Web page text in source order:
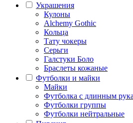
Украшения
Кулоны
Alchemy Gothic
Кольца
Тату чокеры
Серьги
Галстуки Боло
Браслеты кожаные
Футболки и майки
Майки
Футболка с длинным
Футболки группы
Футболки нейтральные